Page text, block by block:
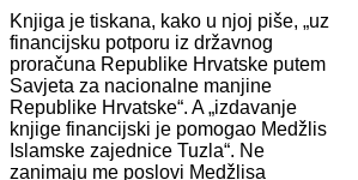
Knjiga je tiskana, kako u njoj piše, „uz
financijsku potporu iz državnog
proračuna Republike Hrvatske putem
Savjeta za nacionalne manjine
Republike Hrvatske“. A „izdavanje
knjige financijski je pomogao Medžlis
Islamske zajednice Tuzla“. Ne
zanimaju me poslovi Medžlisa